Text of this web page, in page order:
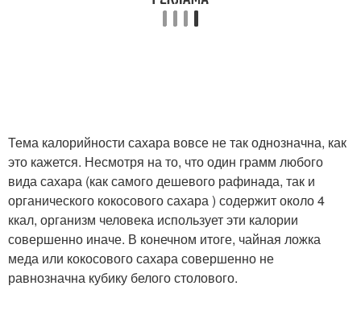
Тема калорийности сахара вовсе не так однозначна, как
это кажется. Несмотря на то, что один грамм любого
вида сахара (как самого дешевого рафинада, так и
органического кокосового сахара ) содержит около 4
ккал, организм человека использует эти калории
совершенно иначе. В конечном итоге, чайная ложка
меда или кокосового сахара совершенно не
равнозначна кубику белого столового.